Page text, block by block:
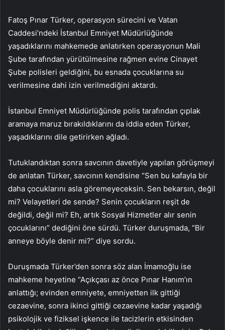
Fatoş Pınar Türker, operasyon sürecini ve Vatan
Caddesi’ndeki İstanbul Emniyet Müdürlüğünde
yaşadıklarını mahkemede anlatırken operasyonun Mali
Şube tarafından yürütülmesine rağmen evine Cinayet
Şube polisleri geldiğini, bu esnada çocuklarına su
verilmesine dahi izin verilmediğini aktardı.
İstanbul Emniyet Müdürlüğünde polis tarafından çıplak
aramaya maruz bırakıldıklarını da iddia eden Türker,
yaşadıklarını dile getirirken ağladı.
Tutuklandıktan sonra savcının davetiyle yapılan görüşmeyi
de anlatan Türker, savcının kendisine “Sen bu kafayla bir
daha çocuklarını asla göremeyeceksin. Sen bekarsın, değil
mi? Velayetleri de sende? Senin çocukların reşit de
değildi, değil mi? Eh, artık Sosyal Hizmetler alır senin
çocuklarını” dediğini öne sürdü. Türker duruşmada, “Bir
anneye böyle denir mi?” diye sordu.
Duruşmada Türker’den sonra söz alan İmamoğlu ise
mahkeme heyetine “Açıkçası az önce Pınar Hanım’ın
anlattığı; evinden emniyete, emniyetten ilk gittiği
cezaevine, sonra ikinci gittiği cezaevine kadar yaşadığı
psikolojik ve fiziksel işkence ile tacizlerin etkisinden